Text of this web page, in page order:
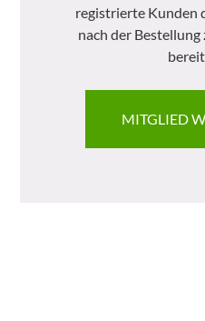
registrierte Kunden
nach der
MITGLIED